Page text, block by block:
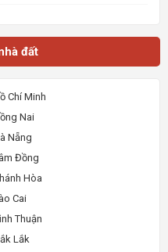
đất
Chí Minh
Nai
Nẵng
Đồng
Hòa
Cai
Thuận
Lắk